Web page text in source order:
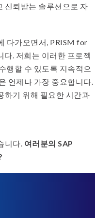
신뢰받는 솔루션으로 자
다가오면서, PRISM for
. 저희는 이러한 프로젝
행할 수 있도록 지속적으
언제나 가장 중요합니다.
하기 위해 필요한 시간과
니다. 여러분의 SAP